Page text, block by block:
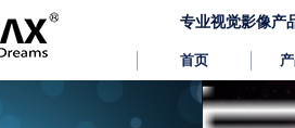
专业视觉影像产
首页